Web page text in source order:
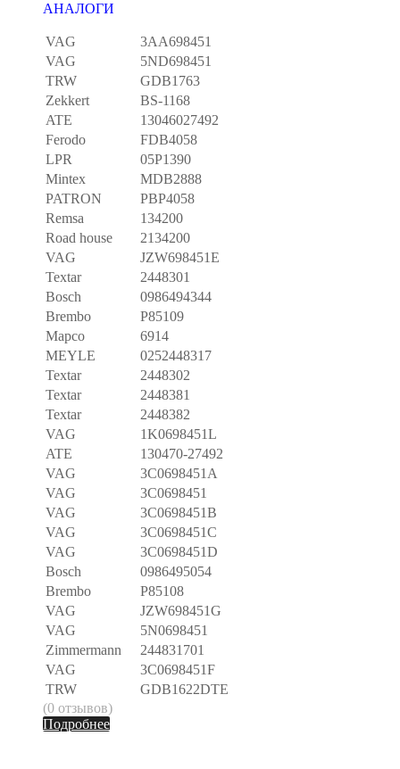
АНАЛОГИ
VAG
3AA698451
VAG
5ND698451
TRW
GDB1763
Zekkert
BS-1168
ATE
13046027492
Ferodo
FDB4058
LPR
05P1390
Mintex
MDB2888
PATRON
PBP4058
Remsa
134200
Road house
2134200
VAG
JZW698451E
Textar
2448301
Bosch
0986494344
Brembo
P85109
Mapco
6914
MEYLE
0252448317
Textar
2448302
Textar
2448381
Textar
2448382
VAG
1K0698451L
ATE
130470-27492
VAG
3C0698451A
VAG
3C0698451
VAG
3C0698451B
VAG
3C0698451C
VAG
3C0698451D
Bosch
0986495054
Brembo
P85108
VAG
JZW698451G
VAG
5N0698451
Zimmermann
244831701
VAG
3C0698451F
TRW
GDB1622DTE
(0 отзывов)
Подробнее